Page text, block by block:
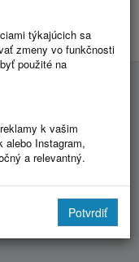
týkajúcich sa
zmeny vo funkčnosti
použité na
k vašim
alebo Instagram,
a relevantný.
Potvrdiť